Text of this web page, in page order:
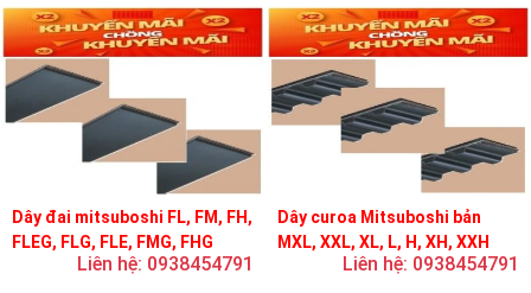
Dây đai mitsuboshi FL, FM, FH,
FLEG, FLG, FLE, FMG, FHG
Liên hệ: 0938454791
Dây curoa Mitsuboshi bản
MXL, XXL, XL, L, H, XH, XXH
Liên hệ: 0938454791